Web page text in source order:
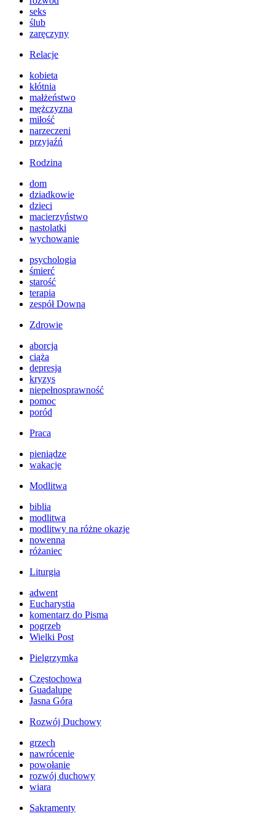
seks
ślub
zaręczyny
Relacje
kobieta
kłótnia
małżeństwo
mężczyzna
miłość
narzeczeni
przyjaźń
Rodzina
dom
dziadkowie
dzieci
macierzyństwo
nastolatki
wychowanie
psychologia
śmierć
starość
terapia
zespół Downa
Zdrowie
aborcja
ciąża
depresja
kryzys
niepełnosprawność
pomoc
poród
Praca
pieniądze
wakacje
Modlitwa
biblia
modlitwa
modlitwy na różne okazje
nowenna
różaniec
Liturgia
adwent
Eucharystia
komentarz do Pisma
pogrzeb
Wielki Post
Pielgrzymka
Częstochowa
Guadalupe
Jasna Góra
Rozwój Duchowy
grzech
nawrócenie
powołanie
rozwój duchowy
wiara
Sakramenty